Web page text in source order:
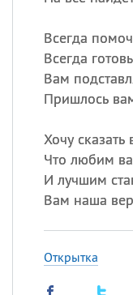
Всегда
Всегда
Вам
Пришлось
Хочу сказать
Что любим
И лучшим
Вам наша
Открытка